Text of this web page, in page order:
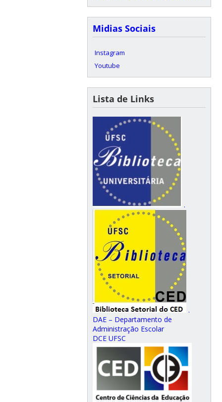
Midias Sociais
Instagram
Youtube
Lista de Links
.
.
DAE – Departamento de
Administração Escolar
DCE UFSC